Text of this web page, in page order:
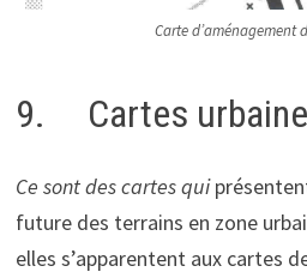
Carte d’aménagement
9. Cartes
Ce sont des cartes qui
future des terrains en zone
elles s’apparentent aux cartes